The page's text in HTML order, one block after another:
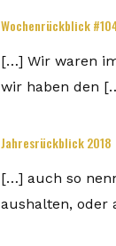
Wochenrückblick
[…] Wir waren
wir haben den
Jahresrückblick 2018
[…] auch so
aushalten, oder